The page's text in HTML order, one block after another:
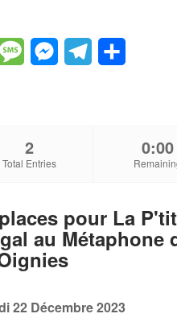
MessageMessenger
Telegram